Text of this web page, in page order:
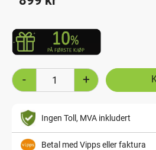
+
-
Ingen Toll, MVA inkludert
Betal med Vipps eller faktura